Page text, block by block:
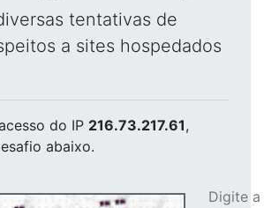
tentativas de
a sites hospedados
do IP 216.73.217.61,
abaixo.
Digite